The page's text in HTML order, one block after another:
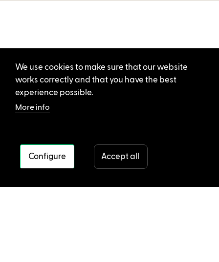
We use cookies to make sure that our website
works correctly and that you have the best
experience possible.
More info
Configure Accept all